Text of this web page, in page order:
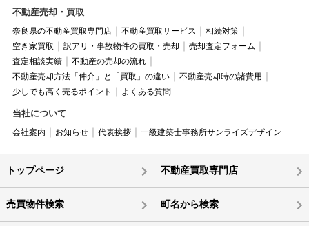
不動産売却・買取
奈良県の不動産買取専門店 不動産買取サービス
相続対策
空き家買取
訳アリ・事故物件の買取・売却
売却査定フォーム
査定相談実績
不動産の売却の流れ
不動産売却方法「仲介」と「買取」の違い
不動産売却時の諸費用
少しでも高く売るポイント
よくある質問
当社について
会社案内 お知らせ 代表挨拶 一級建築士事務所サンライズデザイン
トップページ 不動産買取専門店
売買物件検索 町名から検索